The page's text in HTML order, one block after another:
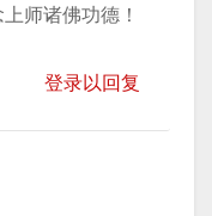
师诸佛功德！
登录以回复